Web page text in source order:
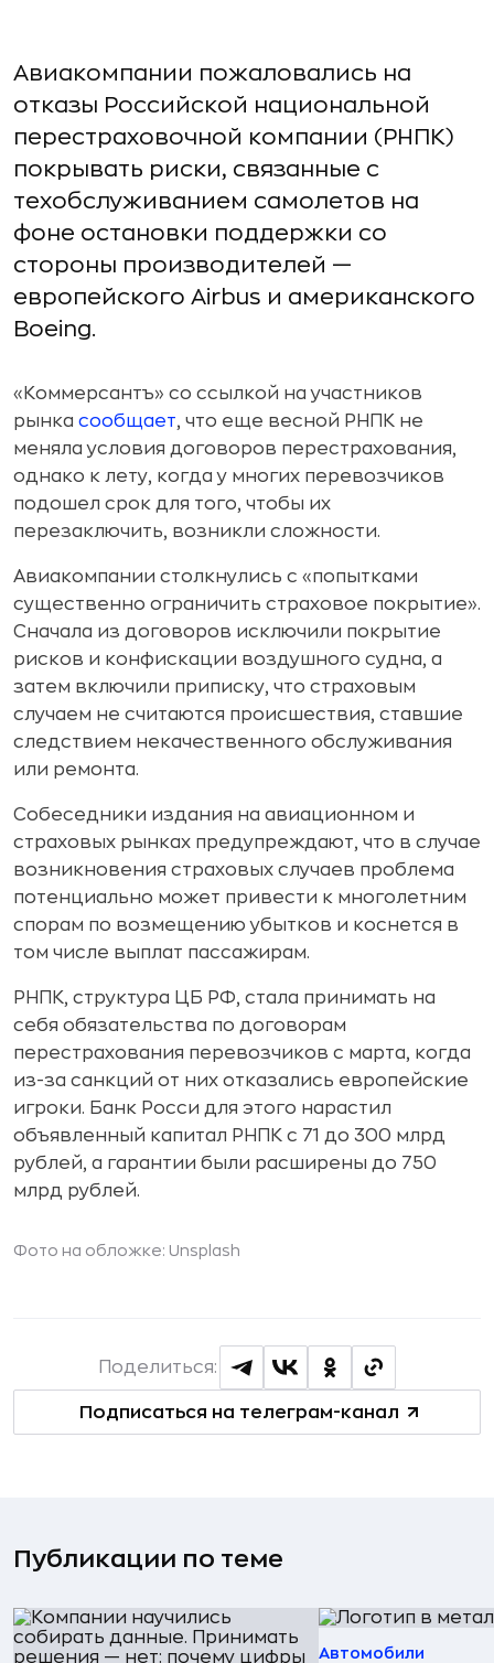
Авиакомпании пожаловались на
отказы Российской национальной
перестраховочной компании (РНПК)
покрывать риски, связанные с
техобслуживанием самолетов на
фоне остановки поддержки со
стороны производителей —
европейского Airbus и американского
Boeing.
«Коммерсантъ» со ссылкой на участников
рынка сообщает, что еще весной РНПК не
меняла условия договоров перестрахования,
однако к лету, когда у многих перевозчиков
подошел срок для того, чтобы их
перезаключить, возникли сложности.
Авиакомпании столкнулись с «попытками
существенно ограничить страховое покрытие».
Сначала из договоров исключили покрытие
рисков и конфискации воздушного судна, а
затем включили приписку, что страховым
случаем не считаются происшествия, ставшие
следствием некачественного обслуживания
или ремонта.
Собеседники издания на авиационном и
страховых рынках предупреждают, что в случае
возникновения страховых случаев проблема
потенциально может привести к многолетним
спорам по возмещению убытков и коснется в
том числе выплат пассажирам.
РНПК, структура ЦБ РФ, стала принимать на
себя обязательства по договорам
перестрахования перевозчиков с марта, когда
из-за санкций от них отказались европейские
игроки. Банк Росси для этого нарастил
объявленный капитал РНПК с 71 до 300 млрд
рублей, а гарантии были расширены до 750
млрд рублей.
Фото на обложке: Unsplash
Подписаться на телеграм-канал
Поделиться:
Публикации по теме
Автомобили